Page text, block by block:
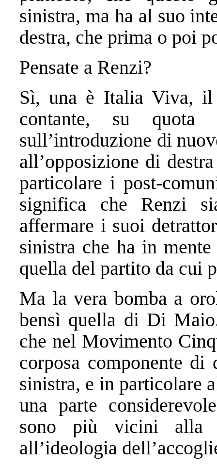
sinistra, ma ha al suo
destra, che prima o poi
Pensate a Renzi?
Sì, una è Italia Viva,
contante, su
sull’introduzione di
all’opposizione di
particolare i post-
significa che Renzi
affermare i suoi
sinistra che ha in
quella del partito da cui
Ma la vera bomba a
bensì quella di Di
che nel Movimento
corposa componente
sinistra, e in particolare
una parte
sono più vicini alla
all’ideologia